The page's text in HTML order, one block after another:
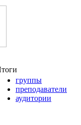
группы
преподаватели
аудитории